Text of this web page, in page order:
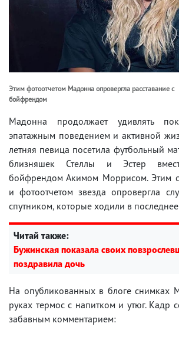
Этим фотоотчетом Мадонна опровергла расставание с
бойфрендом
Мадонна продолжает удивлять
эпатажным поведением и активной
летняя певица посетила футбольный
близняшек Стеллы и Эстер
бойфрендом Акимом Моррисом. Этим
и фотоотчетом звезда опровергла
спутником, которые ходили в
Читай также:
Бужинская показала своих
поздравила дочь
На опубликованных в блоге снимках
руках термос с напитком и утюг. Кадр
забавным комментарием: